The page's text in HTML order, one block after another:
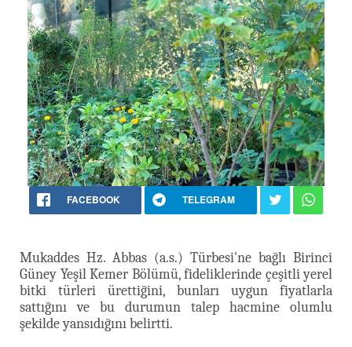
FACEBOOK TELEGRAM
Mukaddes Hz. Abbas (a.s.) Türbesi'ne bağlı Birinci
Güney Yeşil Kemer Bölümü, fideliklerinde çeşitli yerel
bitki türleri ürettiğini, bunları uygun fiyatlarla
sattığını ve bu durumun talep hacmine olumlu
şekilde yansıdığını belirtti.